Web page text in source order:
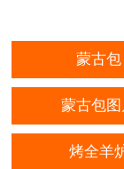
蒙古包
蒙古包
烤全羊